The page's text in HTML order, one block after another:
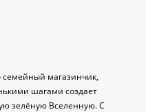
семейный магазинчик,
шагами создает
зелёную Вселенную. С